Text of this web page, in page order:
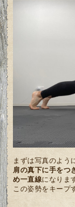
まずは写真のよう
肩の真下に手をつ
め一直線になりま
この姿勢をキープ